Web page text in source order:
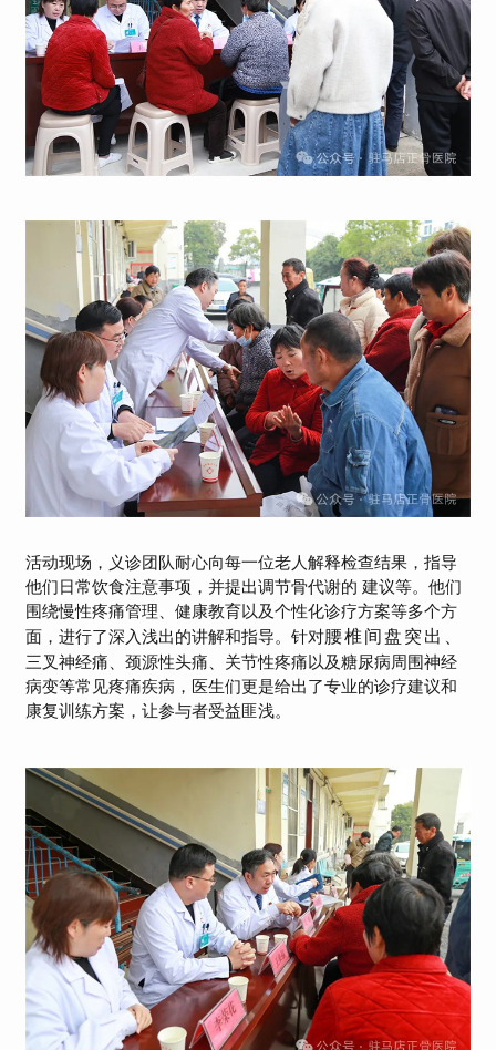
活动现场，义诊团队耐心向每一位老人解释检查结果，指导
他们日常饮食注意事项，并提出调节骨代谢的 建议等。他们
围绕慢性疼痛管理、健康教育以及个性化诊疗方案等多个方
面，进行了深入浅出的讲解和指导。针对腰椎间盘突出、
三叉神经痛、颈源性头痛、关节性疼痛以及糖尿病周围神经
病变等常见疼痛疾病，医生们更是给出了专业的诊疗建议和
康复训练方案，让参与者受益匪浅。